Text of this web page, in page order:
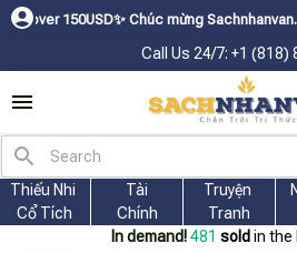
Chúc mừng Sachnhanvan.com đã có mặt
Call Us 24/7: +1 (818)
Thiếu Nhi
Cổ Tích
Tài
Chính
Truyện
Tranh
In demand! 481 sold in the